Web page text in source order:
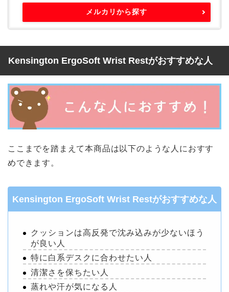
メルカリから探す
Kensington ErgoSoft Wrist Restがおすすめな人
ここまでを踏まえて本商品は以下のような人におすす
めできます。
Kensington ErgoSoft Wrist Restがおすすめな人
クッションは高反発で沈み込みが少ないほう
が良い人
特に白系デスクに合わせたい人
清潔さを保ちたい人
蒸れや汗が気になる人